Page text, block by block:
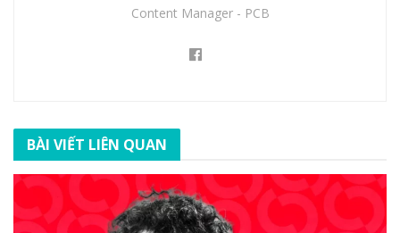
Content Manager - PCB
BÀI VIẾT LIÊN QUAN